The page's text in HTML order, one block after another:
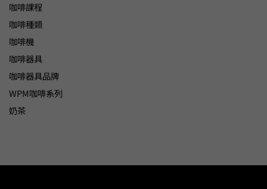
咖啡課程
咖啡種類
咖啡機
咖啡器具
咖啡器具品牌
WPM咖啡系列
奶茶